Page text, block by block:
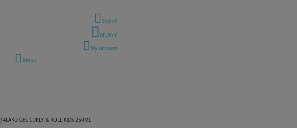
Search
00,00 €
My Account
Menu